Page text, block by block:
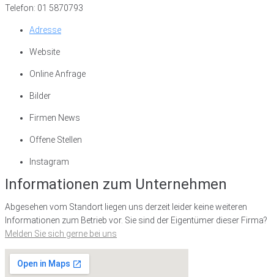
Telefon: 01 5870793
Adresse
Website
Online Anfrage
Bilder
Firmen News
Offene Stellen
Instagram
Informationen zum Unternehmen
Abgesehen vom Standort liegen uns derzeit leider keine weiteren
Informationen zum Betrieb vor. Sie sind der Eigentümer dieser Firma?
Melden Sie sich gerne bei uns